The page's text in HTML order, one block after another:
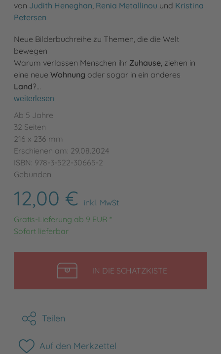
von Judith Heneghan, Renia Metallinou und Kristina
Petersen
Neue Bilderbuchreihe zu Themen, die die Welt
bewegen
Warum verlassen Menschen ihr Zuhause, ziehen in
eine neue Wohnung oder sogar in ein anderes
Land?…
weiterlesen
Ab 5 Jahre
32 Seiten
216 x 236 mm
Erschienen am: 29.08.2024
ISBN: 978-3-522-30665-2
Gebunden
12,00 €
inkl. MwSt
Gratis-Lieferung ab 9 EUR *
Sofort lieferbar
IN DIE SCHATZKISTELEGEN
Teilen
Auf den Merkzettel